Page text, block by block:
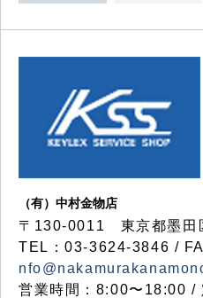
（有）中村金物店
〒130-0011 東京都墨田
TEL：03-3624-3846 /
営業時間：8:00〜18:00 /